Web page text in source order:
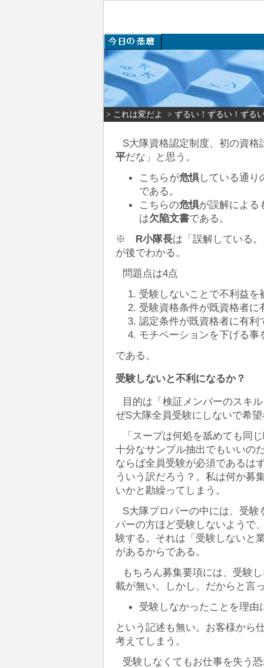
> これは変だよ > ずるい！ずるい！ずる
S大隊資格認定制度、初の資
平だな」と思う。
こちらが危惧している通り
である。
こちらの危惧が誤解による
は欠陥文書である。
※ R小隊長は「誤解している
が後でわかる。
問題点は4点
受験しないことで不利益
受験資格条件が既資格者に
認定条件が既資格者に有利
モチベーションを下げる事
である。
受験しないと不利になるか？
目的は「検証メンバーのスキ
ぜS大隊全員受験にしないで希
「スープは何処を舐めても同
十分なサンプル抽出でもいいの
ならば全員受験が必須であるは
ういう訳だろう？。私は何か募
いかと勘繰ってしまう。
S大隊プロパーの中には、受
パーの方ほど受験しないようで
験する。それは「受験しないと
があるからである。
もちろん募集要項には、受験
載が無い。しかし、だからと言
受験しなかったことを理
という記述も無い。お客様から
考えてしまう。
受験しなくてもお仕事を失う